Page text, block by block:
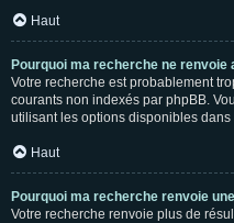
Haut
Pourquoi ma recherche ne renvoie
Votre recherche est probablement
courants non indexés par phpBB.
utilisant les options disponibles
Haut
Pourquoi ma recherche renvoie
Votre recherche renvoie plus de